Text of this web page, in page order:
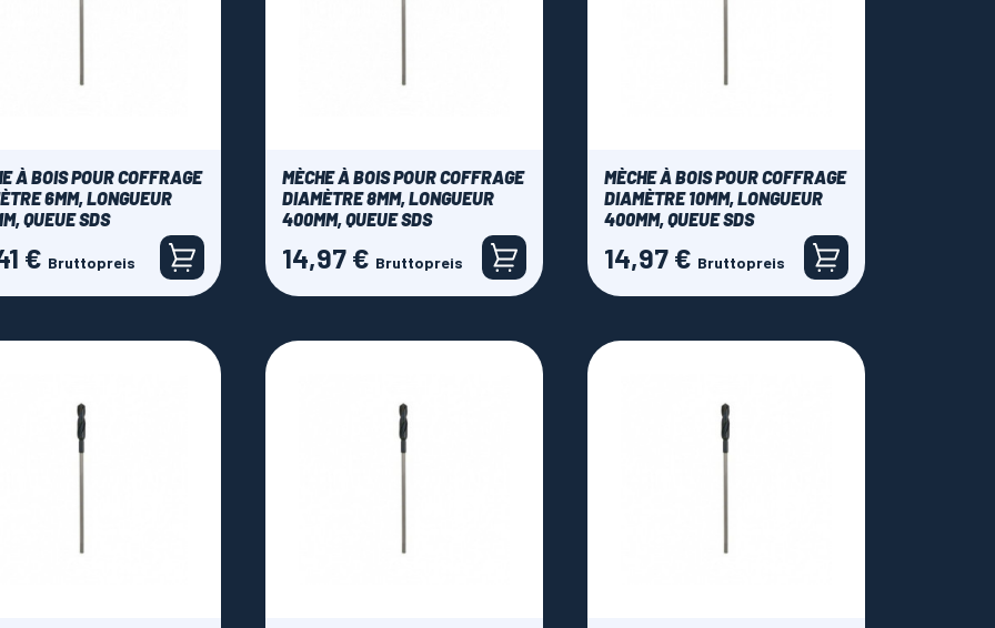
À BOIS POUR COFFRAGE
6MM, LONGUEUR
QUEUE SDS
€ Bruttopreis
MÈCHE À BOIS POUR COFFRAGE
DIAMÈTRE 8MM, LONGUEUR
400MM, QUEUE SDS
Preis
14,97 € Bruttopreis
MÈCHE À BOIS POUR COFFRAGE
DIAMÈTRE 10MM, LONGUEUR
400MM, QUEUE SDS
Preis
14,97 € Bruttopreis